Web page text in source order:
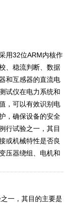
用32位ARM内核作
、稳流判断、数据
和互感器的直流电
试仪在电力系统和
，可以有效识别电
，确保设备的安全
行试验之一，其目
或机械特性是否良
压器绕组、电机和
一，其目的主要是